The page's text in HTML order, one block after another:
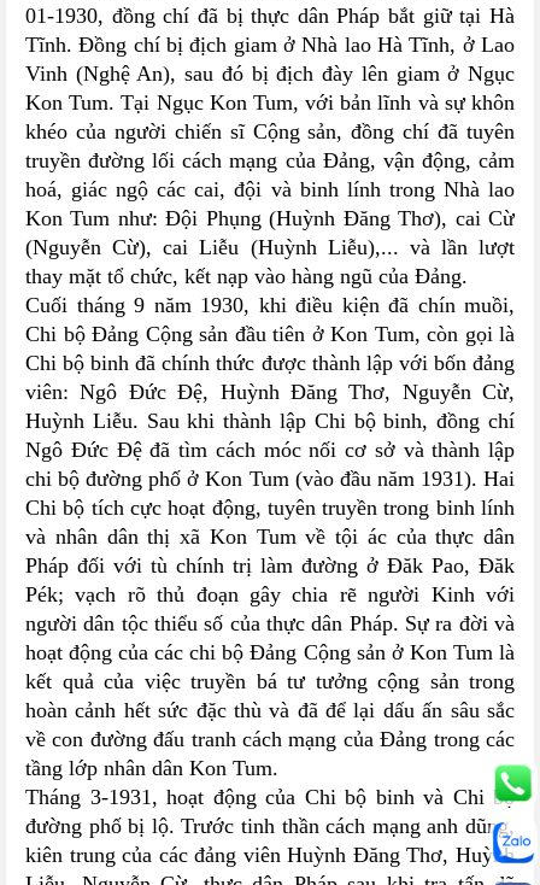
01-1930, đồng chí đã bị thực dân Pháp bắt giữ tại Hà
Tĩnh. Đồng chí bị địch giam ở Nhà lao Hà Tĩnh, ở Lao
Vinh (Nghệ An), sau đó bị địch đày lên giam ở Ngục
Kon Tum. Tại Ngục Kon Tum, với bản lĩnh và sự khôn
khéo của người chiến sĩ Cộng sản, đồng chí đã tuyên
truyền đường lối cách mạng của Đảng, vận động, cảm
hoá, giác ngộ các cai, đội và binh lính trong Nhà lao
Kon Tum như: Đội Phụng (Huỳnh Đăng Thơ), cai Cừ
(Nguyễn Cừ), cai Liễu (Huỳnh Liễu),... và lần lượt
thay mặt tổ chức, kết nạp vào hàng ngũ của Đảng.
Cuối tháng 9 năm 1930, khi điều kiện đã chín muồi,
Chi bộ Đảng Cộng sản đầu tiên ở Kon Tum, còn gọi là
Chi bộ binh đã chính thức được thành lập với bốn đảng
viên: Ngô Đức Đệ, Huỳnh Đăng Thơ, Nguyễn Cừ,
Huỳnh Liễu. Sau khi thành lập Chi bộ binh, đồng chí
Ngô Đức Đệ đã tìm cách móc nối cơ sở và thành lập
chi bộ đường phố ở Kon Tum (vào đầu năm 1931). Hai
Chi bộ tích cực hoạt động, tuyên truyền trong binh lính
và nhân dân thị xã Kon Tum về tội ác của thực dân
Pháp đối với tù chính trị làm đường ở Đăk Pao, Đăk
Pék; vạch rõ thủ đoạn gây chia rẽ người Kinh với
người dân tộc thiểu số của thực dân Pháp. Sự ra đời và
hoạt động của các chi bộ Đảng Cộng sản ở Kon Tum là
kết quả của việc truyền bá tư tưởng cộng sản trong
hoàn cảnh hết sức đặc thù và đã để lại dấu ấn sâu sắc
về con đường đấu tranh cách mạng của Đảng trong các
tầng lớp nhân dân Kon Tum.
Tháng 3-1931, hoạt động của Chi bộ binh và Chi bộ
đường phố bị lộ. Trước tinh thần cách mạng anh dũng,
kiên trung của các đảng viên Huỳnh Đăng Thơ, Huỳnh